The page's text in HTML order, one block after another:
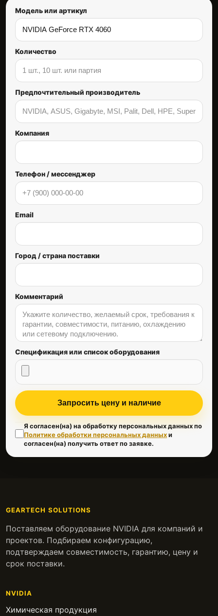
Модель или артикул
Количество
Предпочтительный производитель
Компания
Телефон / мессенджер
Email
Город / страна поставки
Комментарий
Спецификация или список оборудования
Запросить цену и наличие
Я согласен(на) на обработку персональных данных по
Политике обработки персональных данныхи
согласен(на) получить ответ по заявке.
GEARTECH SOLUTIONS
Поставляем оборудование NVIDIA для компаний и
проектов. Подбираем конфигурацию,
подтверждаем совместимость, гарантию, цену и
срок поставки.
NVIDIA
Химическая продукция